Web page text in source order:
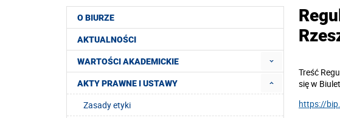
O BIURZE
AKTUALNOŚCI
WARTOŚCI AKADEMICKIE
AKTY PRAWNE I USTAWY
Zasady etyki
Treść
się w
https://